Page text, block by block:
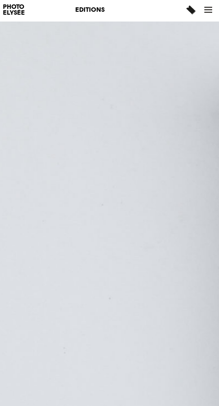
PHOTO
ELYSÉE
EDITIONS